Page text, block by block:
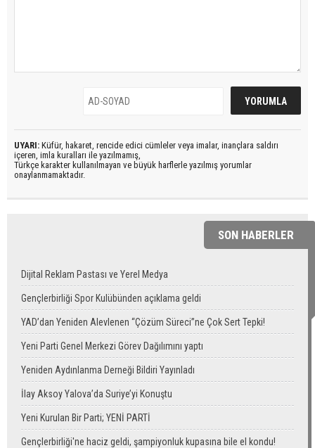
UYARI: Küfür, hakaret, rencide edici cümleler veya imalar, inançlara saldırı
içeren, imla kuralları ile yazılmamış,
Türkçe karakter kullanılmayan ve büyük harflerle yazılmış yorumlar
onaylanmamaktadır.
SON HABERLER
Dijital Reklam Pastası ve Yerel Medya
Gençlerbirliği Spor Kulübünden açıklama geldi
YAD’dan Yeniden Alevlenen “Çözüm Süreci”ne Çok Sert Tepki!
Yeni Parti Genel Merkezi Görev Dağılımını yaptı
Yeniden Aydınlanma Derneği Bildiri Yayınladı
İlay Aksoy Yalova’da Suriye’yi Konuştu
Yeni Kurulan Bir Parti; YENİ PARTİ
Gençlerbirliği'ne haciz geldi, şampiyonluk kupasına bile el kondu!